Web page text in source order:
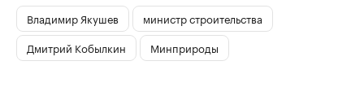
Владимир Якушев
министр строительства
Дмитрий Кобылкин
Минприроды